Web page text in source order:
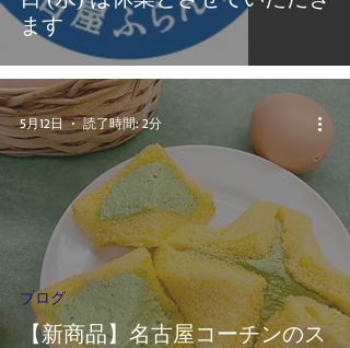
ます
【新商品】名古屋コーチンのス
ブログ
5月12日 読了時間: 2分